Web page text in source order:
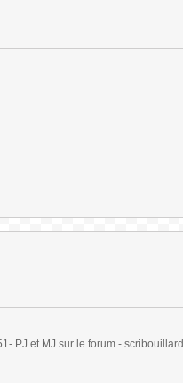
PJ et MJ sur le forum - scribouillard